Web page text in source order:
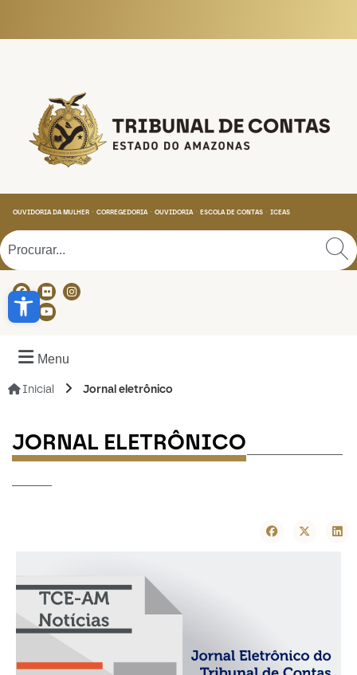
Abrir a barra de ferramentas
OUVIDORIA DA MULHER CORREGEDORIA OUVIDORIA ESCOLA DE CONTAS ICEAS
Menu
Inicial Jornal eletrônico
JORNAL ELETRÔNICO